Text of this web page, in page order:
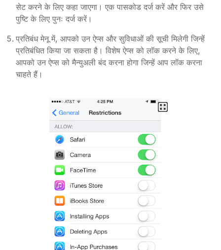
सेट करने के लिए कहा जाएगा। एक पासकोड दर्ज करें और फिर उसे
पुष्टि के लिए पुनः दर्ज करें।
प्रतिबंध मेनू में, आपको उन ऐप्स और सुविधाओं की सूची मिलेगी जिन्हें
प्रतिबंधित किया जा सकता है। विशेष ऐप्स को लॉक करने के लिए,
आपको उन ऐप्स को मैन्युअली बंद करना होगा जिन्हें आप लॉक करना
चाहते हैं।